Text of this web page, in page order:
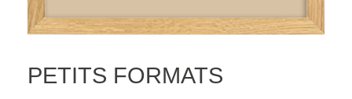
PETITS FORMATS